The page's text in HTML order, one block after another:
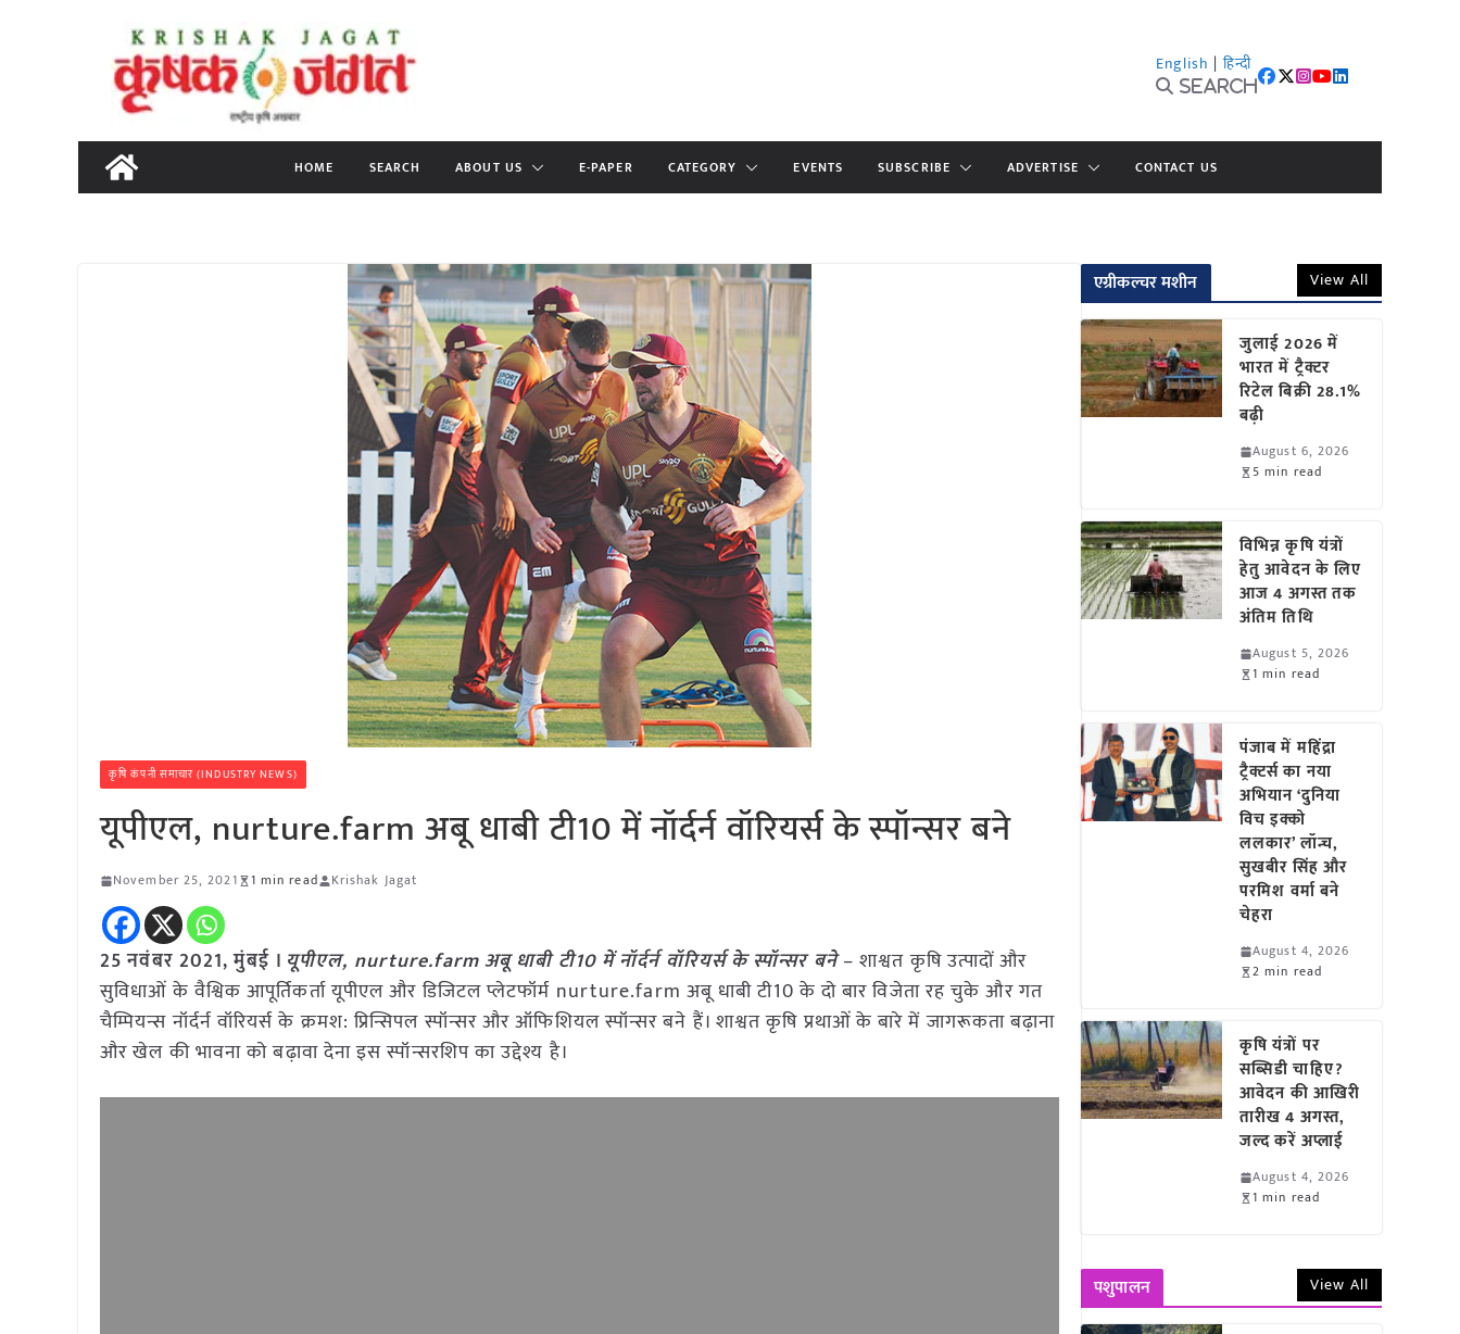
content
English | हिन्दी
Search
HOME SEARCH ABOUT US E-PAPER CATEGORY EVENTS SUBSCRIBE ADVERTISE CONTACT US
कृषि कंपनी समाचार (INDUSTRY NEWS)
यूपीएल, nurture.farm अबू धाबी टी10 में नॉर्दर्न वॉरियर्स के स्पॉन्सर बने
November 25, 2021 1 min read Krishak Jagat
25 नवंबर 2021, मुंबई । यूपीएल, nurture.farm अबू धाबी टी10 में नॉर्दर्न वॉरियर्स के स्पॉन्सर बने– शाश्वत कृषि उत्पादों और
सुविधाओं के वैश्विक आपूर्तिकर्ता यूपीएल और डिजिटल प्लेटफॉर्म nurture.farm अबू धाबी टी10 के दो बार विजेता रह चुके और गत
चैम्पियन्स नॉर्दर्न वॉरियर्स के क्रमश: प्रिन्सिपल स्पॉन्सर और ऑफिशियल स्पॉन्सर बने हैं। शाश्वत कृषि प्रथाओं के बारे में जागरूकता बढ़ाना
और खेल की भावना को बढ़ावा देना इस स्पॉन्सरशिप का उद्देश्य है।
एग्रीकल्चर मशीन View All
जुलाई 2026 में
भारत में ट्रैक्टर
रिटेल बिक्री 28.1%
बढ़ी
August 6, 2026
5 min read
विभिन्न कृषि यंत्रों
हेतु आवेदन के लिए
आज 4 अगस्त तक
अंतिम तिथि
August 5, 2026
1 min read
पंजाब में महिंद्रा
ट्रैक्टर्स का नया
अभियान ‘दुनिया
विच इक्को
ललकार’ लॉन्च,
सुखबीर सिंह और
परमिश वर्मा बने
चेहरा
August 4, 2026
2 min read
कृषि यंत्रों पर
सब्सिडी चाहिए?
आवेदन की आखिरी
तारीख 4 अगस्त,
जल्द करें अप्लाई
August 4, 2026
1 min read
पशुपालन View All